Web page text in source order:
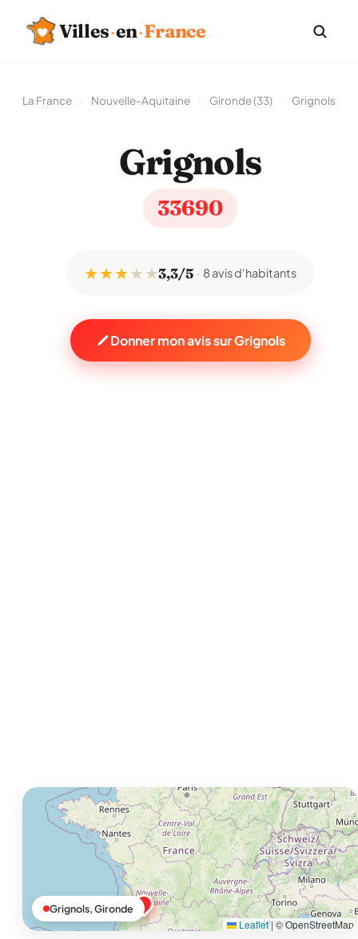
Villes·en·France
La France Nouvelle-Aquitaine Gironde (33) Grignols
Grignols
33690
★ ★ ★★ ★3,3/5 8 avis d'habitants
Donner mon avis sur Grignols
Leaflet |© OpenStreetMap
Grignols, Gironde